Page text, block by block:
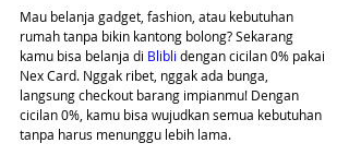
Mau belanja gadget, fashion, atau kebutuhan
rumah tanpa bikin kantong bolong? Sekarang
kamu bisa belanja di Blibli dengan cicilan 0% pakai
Nex Card. Nggak ribet, nggak ada bunga,
langsung checkout barang impianmu! Dengan
cicilan 0%, kamu bisa wujudkan semua kebutuhan
tanpa harus menunggu lebih lama.